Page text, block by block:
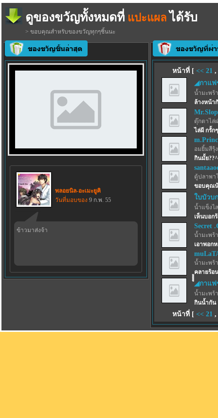
ดูของขวัญทั้งหมดที่ แปะแผล ได้รับ
> ขอบคุณสำหรับของขวัญทุกๆชิ้นนะ
พลอยนิล-อะเมะยูคิ
วันที่มอบของ 9 ก.พ. 55
ข้าวมาส่งจ้า
หน้าที่ [ << 21 ,
◢กาแ
น้ำมะพร้
ล้างหน้า
ตุ๊กตาไล่
ไล่ผี กรั้ก
อมยิ้มสีรุ้ง
กินมั้ย
ตู้ปลาพา
ขอบคุณน้
ใบบัวบ
น้ำแข็งไ
เห็นบอก
Secret
น้ำมะพร้
เอาพอก
น้ำมะพร้
คลายร้อ
◢กาแ
น้ำมะพร้
กินน้ำกัน
หน้าที่ [ << 21 ,